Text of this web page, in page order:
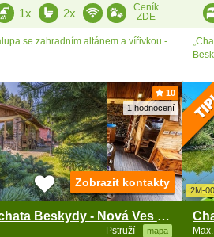
1x 2x
Ceník
ZDE
se zahradním altánem a vířivkou -
10
1 hodnocení
Wellness chata Beskydy - Nová Ves - Čeladná
Pstruží mapa
Zobrazit kontakty
2M-
Max.